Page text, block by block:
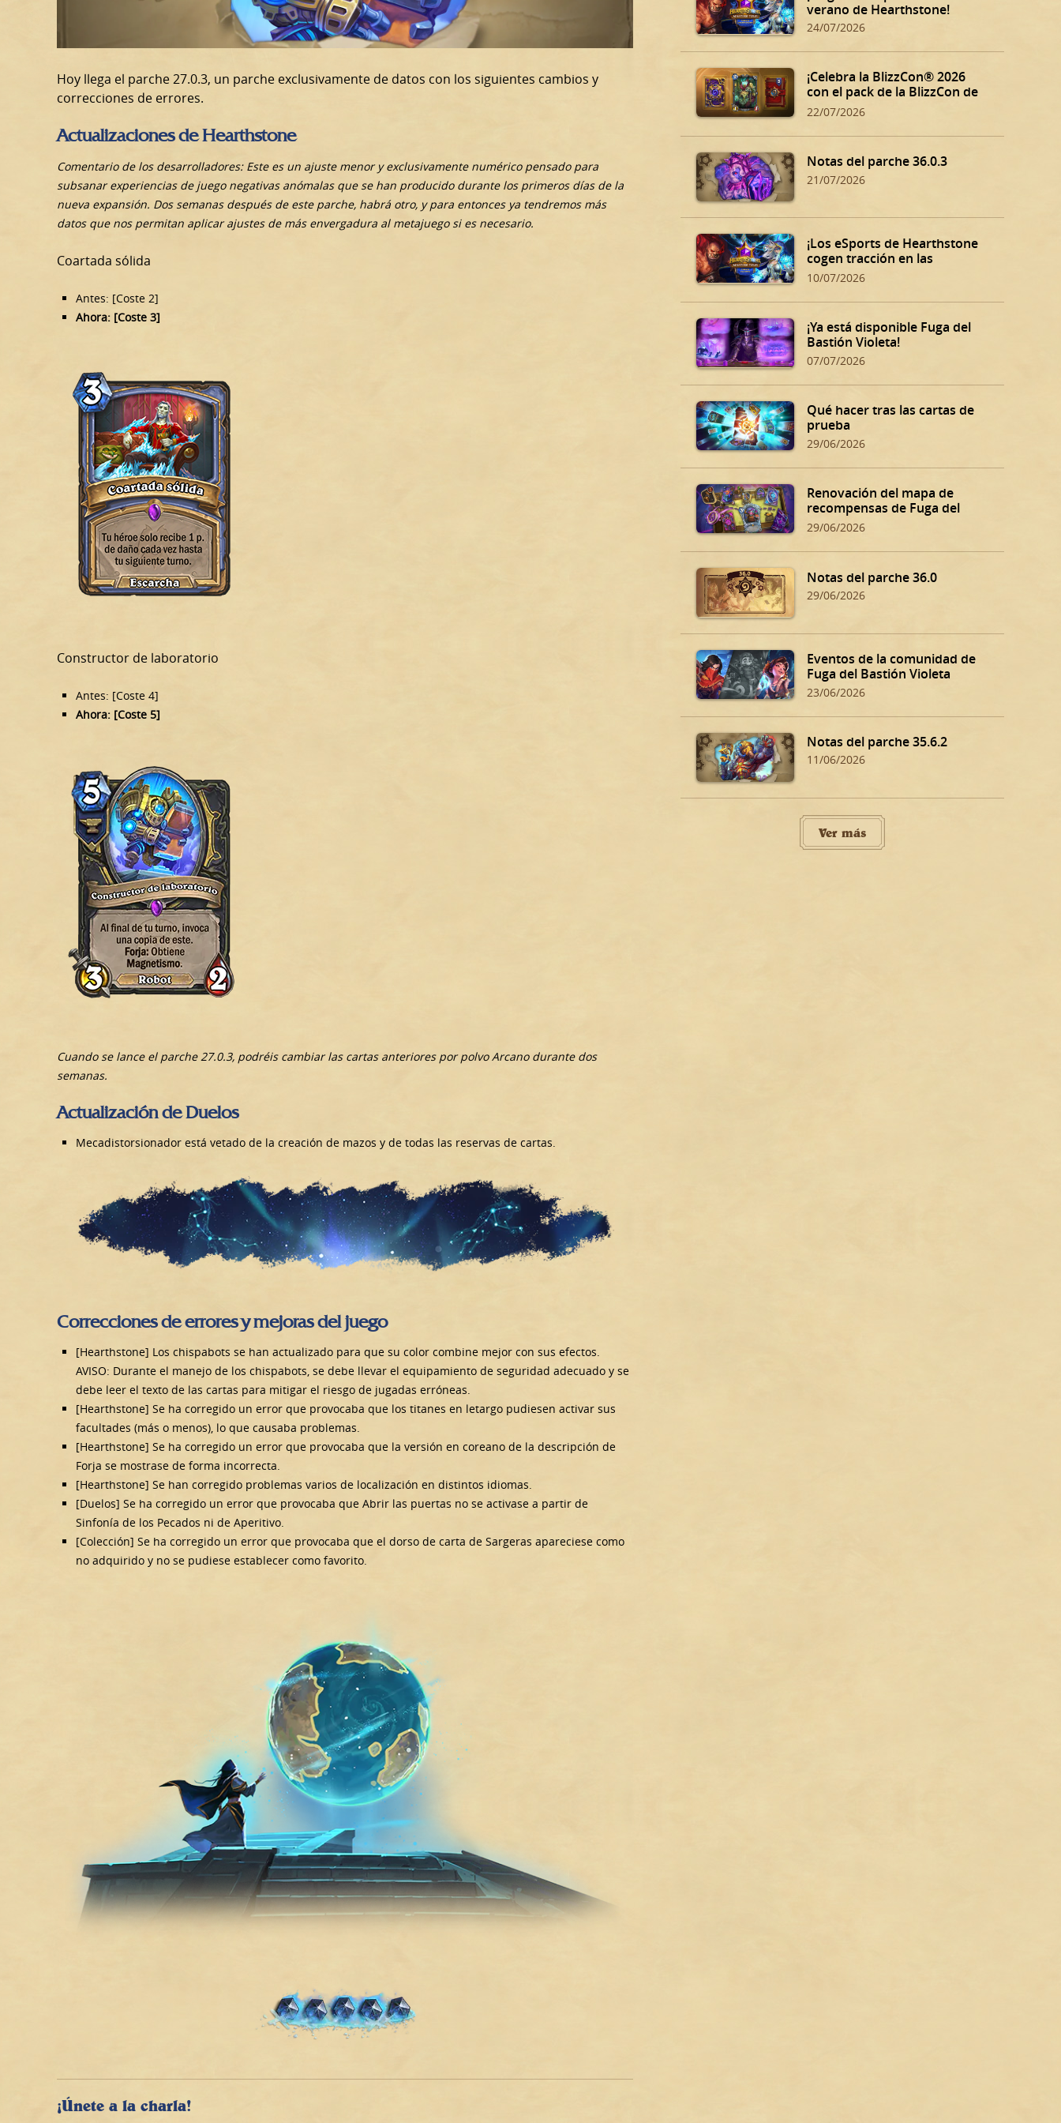
Hoy llega el parche 27.0.3, un parche exclusivamente de datos con los siguientes cambios y
correcciones de errores.
Actualizaciones de Hearthstone
Comentario de los desarrolladores: Este es un ajuste menor y exclusivamente numérico pensado para
subsanar experiencias de juego negativas anómalas que se han producido durante los primeros días de la
nueva expansión. Dos semanas después de este parche, habrá otro, y para entonces ya tendremos más
datos que nos permitan aplicar ajustes de más envergadura al metajuego si es necesario.
Coartada sólida
Antes: [Coste 2]
Ahora: [Coste 3]
Constructor de laboratorio
Antes: [Coste 4]
Ahora: [Coste 5]
Cuando se lance el parche 27.0.3, podréis cambiar las cartas anteriores por polvo Arcano durante dos
semanas.
Actualización de Duelos
Mecadistorsionador está vetado de la creación de mazos y de todas las reservas de cartas.
Correcciones de errores y mejoras del juego
[Hearthstone] Los chispabots se han actualizado para que su color combine mejor con sus efectos.
AVISO: Durante el manejo de los chispabots, se debe llevar el equipamiento de seguridad adecuado y se
debe leer el texto de las cartas para mitigar el riesgo de jugadas erróneas.
[Hearthstone] Se ha corregido un error que provocaba que los titanes en letargo pudiesen activar sus
facultades (más o menos), lo que causaba problemas.
[Hearthstone] Se ha corregido un error que provocaba que la versión en coreano de la descripción de
Forja se mostrase de forma incorrecta.
[Hearthstone] Se han corregido problemas varios de localización en distintos idiomas.
[Duelos] Se ha corregido un error que provocaba que Abrir las puertas no se activase a partir de
Sinfonía de los Pecados ni de Aperitivo.
[Colección] Se ha corregido un error que provocaba que el dorso de carta de Sargeras apareciese como
no adquirido y no se pudiese establecer como favorito.
¡Únete a la charla!
verano de Hearthstone!
24/07/2026
¡Celebra la BlizzCon® 2026
con el pack de la BlizzCon de
Hearthstone!
22/07/2026
Notas del parche 36.0.3
21/07/2026
¡Los eSports de Hearthstone
cogen tracción en las
eliminatorias de verano!
10/07/2026
¡Ya está disponible Fuga del
Bastión Violeta!
07/07/2026
Qué hacer tras las cartas de
prueba
29/06/2026
Renovación del mapa de
recompensas de Fuga del
Bastión Violeta
29/06/2026
Notas del parche 36.0
29/06/2026
Eventos de la comunidad de
Fuga del Bastión Violeta
23/06/2026
Notas del parche 35.6.2
11/06/2026
Ver más